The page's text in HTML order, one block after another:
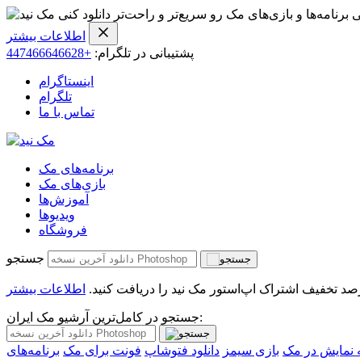
برنامه‌ها و بازی‌های مک رو سریع‌تر و راحت‌تر دانلود کنی
اطلاعات بیشتر
پشتیبانی در تلگرام: +447466646628
اینستاگرام
تلگرام
تماس با ما
برنامه‌های مک
بازی‌های مک
آموزش‌ها
ویدیو‌ها
فروشگاه
جستجو
اطلاعات بیشتر
جستجو در کامل‌ترین آرشیو مک ایران:
در مک بازی سیمز دانلود فتوشاپ فونت برای مک